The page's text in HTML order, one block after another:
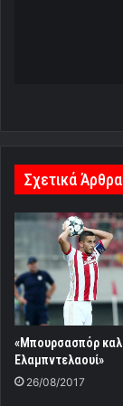
Σχετικά Άρθρα
«Μπουρσασπόρ
Ελαμπντελαουί»
26/08/2017